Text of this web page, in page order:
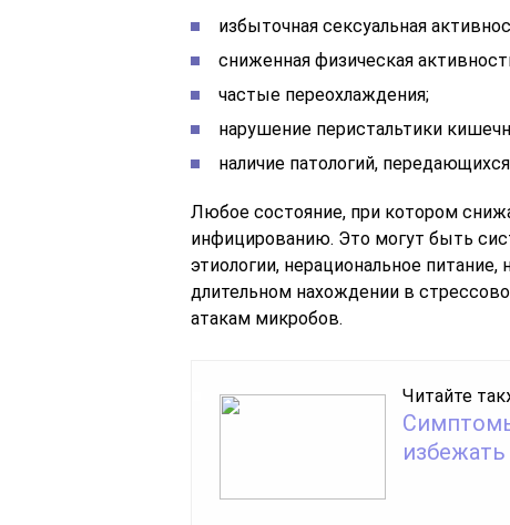
избыточная сексуальная
сниженная физическая
частые переохлаждения;
нарушение перистальтики
наличие патологий,
Любое состояние, при котором
инфицированию. Это могут быть
этиологии, нерациональное
длительном нахождении в
атакам микробов.
Читайте